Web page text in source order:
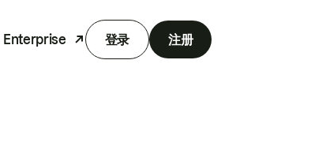
Enterprise 登录 注册